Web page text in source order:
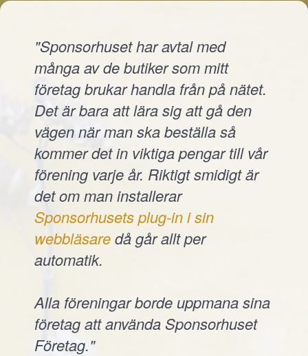
"Sponsorhuset har avtal med
många av de butiker som mitt
företag brukar handla från på nätet.
Det är bara att lära sig att gå den
vägen när man ska beställa så
kommer det in viktiga pengar till vår
förening varje år. Riktigt smidigt är
det om man installerar
Sponsorhusets plug-in i sin
webbläsaredå går allt per
automatik.
Alla föreningar borde uppmana sina
företag att använda Sponsorhuset
Företag."